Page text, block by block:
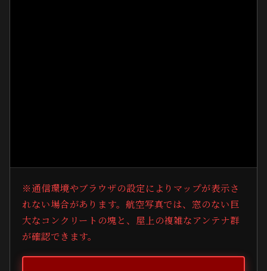
※通信環境やブラウザの設定によりマップが表示さ
れない場合があります。航空写真では、窓のない巨
大なコンクリートの塊と、屋上の複雑なアンテナ群
が確認できます。